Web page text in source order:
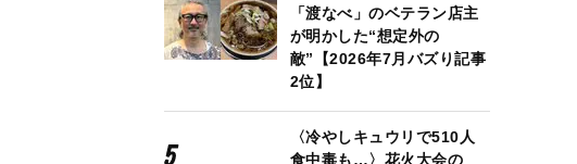
「渡なべ」のベテラン店主
が明かした“想定外の
敵”【2026年7月バズり記事
2位】
〈冷やしキュウリで510人
食中毒も…〉花火大会の